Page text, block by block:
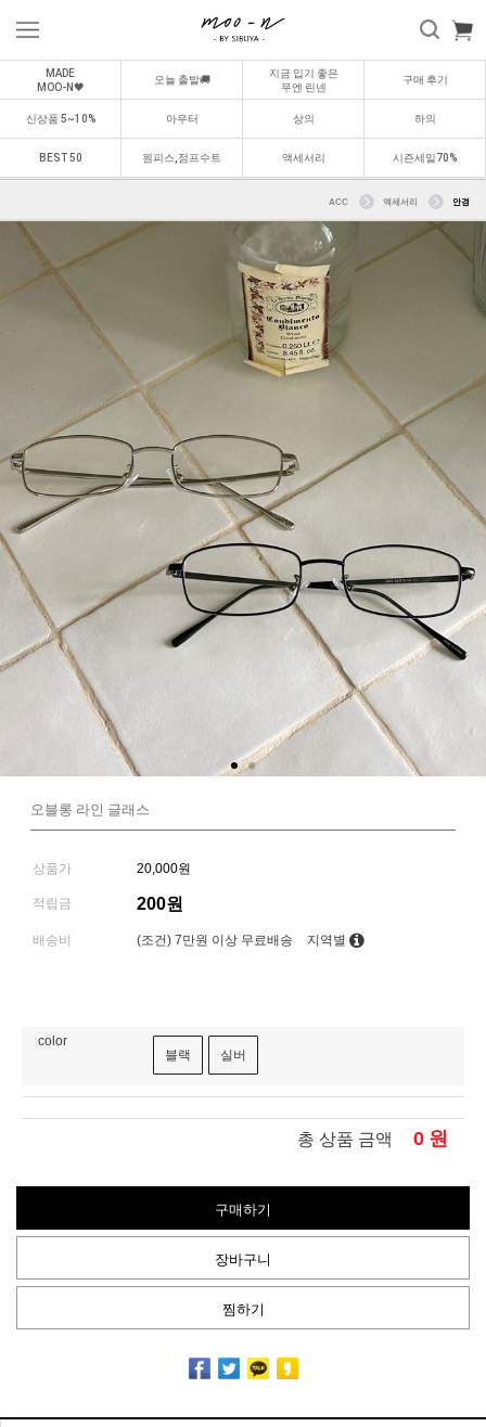
MADE
MOO-N🖤
오늘 출발🚚
지금 입기 좋은
무엔 린넨
구매 후기
신상품 5~10% 아우터 상의 하의
BEST 50 원피스,점프수트 액세서리 시즌세일70%
ACC 액세서리 안경
오블롱 라인 글래스
상품가 20,000원
적립금 200원
배송비 (조건) 7만원 이상 무료배송 지역별
color
블랙
실버
총 상품 금액 0 원
구매하기
장바구니
찜하기